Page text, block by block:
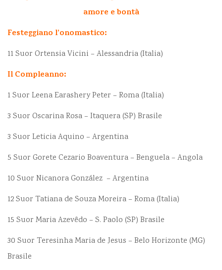
amore e bontà
Festeggiano l’onomastico:
11 Suor Ortensia Vicini – Alessandria (Italia)
Il Compleanno:
1 Suor Leena Earashery Peter – Roma (Italia)
3 Suor Oscarina Rosa – Itaquera (SP) Brasile
3 Suor Leticia Aquino – Argentina
5 Suor Gorete Cezario Boaventura – Benguela – Angola
10 Suor Nicanora González – Argentina
12 Suor Tatiana de Souza Moreira – Roma (Italia)
15 Suor Maria Azevêdo – S. Paolo (SP) Brasile
30 Suor Teresinha Maria de Jesus – Belo Horizonte (MG)
Brasile